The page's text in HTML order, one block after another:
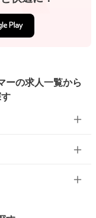
ーの求人一覧から